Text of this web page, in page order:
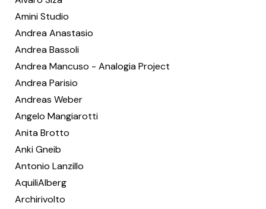
Amini Studio
Andrea Anastasio
Andrea Bassoli
Andrea Mancuso - Analogia Project
Andrea Parisio
Andreas Weber
Angelo Mangiarotti
Anita Brotto
Anki Gneib
Antonio Lanzillo
AquiliAlberg
Archirivolto